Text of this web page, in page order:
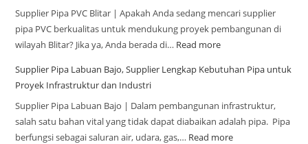
Supplier Pipa PVC Blitar | Apakah Anda sedang mencari supplier
pipa PVC berkualitas untuk mendukung proyek pembangunan di
wilayah Blitar? Jika ya, Anda berada di… Read more
Supplier Pipa Labuan Bajo, Supplier Lengkap Kebutuhan Pipa untuk
Proyek Infrastruktur dan Industri
Supplier Pipa Labuan Bajo | Dalam pembangunan infrastruktur,
salah satu bahan vital yang tidak dapat diabaikan adalah pipa. Pipa
berfungsi sebagai saluran air, udara, gas,… Read more